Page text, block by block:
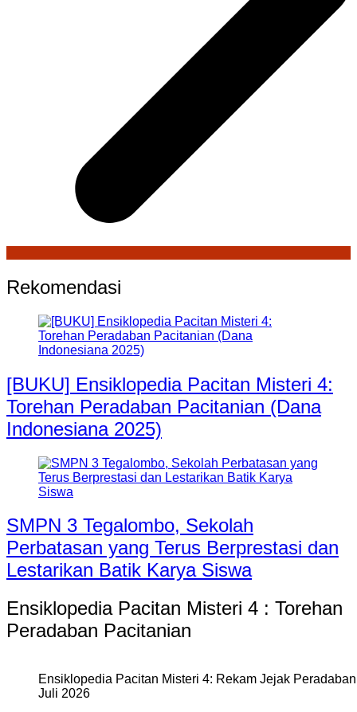
Rekomendasi
[BUKU] Ensiklopedia Pacitan Misteri 4:
Torehan Peradaban Pacitanian (Dana
Indonesiana 2025)
SMPN 3 Tegalombo, Sekolah
Perbatasan yang Terus Berprestasi dan
Lestarikan Batik Karya Siswa
Ensiklopedia Pacitan Misteri 4 : Torehan
Peradaban Pacitanian
Ensiklopedia Pacitan Misteri 4: Rekam Jejak
Juli 2026